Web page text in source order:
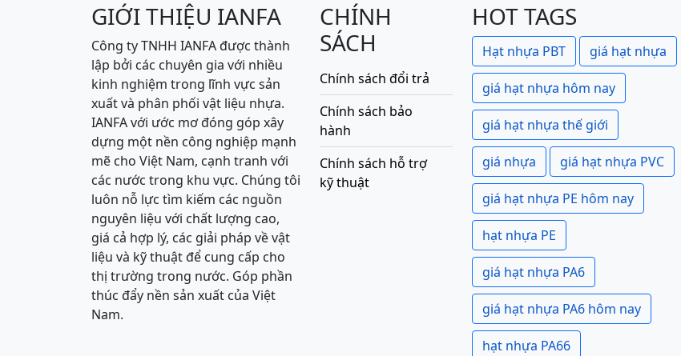
GIỚI THIỆU IANFA
Công ty TNHH IANFA được thành
lập bởi các chuyên gia với nhiều
kinh nghiệm trong lĩnh vực sản
xuất và phân phối vật liệu nhựa.
IANFA với ước mơ đóng góp xây
dựng một nền công nghiệp mạnh
mẽ cho Việt Nam, cạnh tranh với
các nước trong khu vực. Chúng tôi
luôn nỗ lực tìm kiếm các nguồn
nguyên liệu với chất lượng cao,
giá cả hợp lý, các giải pháp về vật
liệu và kỹ thuật để cung cấp cho
thị trường trong nước. Góp phần
thúc đẩy nền sản xuất của Việt
Nam.
CHÍNH
SÁCH
Chính sách đổi trả
Chính sách bảo
hành
Chính sách hỗ trợ
kỹ thuật
HOT TAGS
Hạt nhựa PBT giá hạt nhựa
giá hạt nhựa hôm nay
giá hạt nhựa thế giới
giá nhựa giá hạt nhựa PVC
giá hạt nhựa PE hôm nay
hạt nhựa PE
giá hạt nhựa PA6
giá hạt nhựa PA6 hôm nay
hạt nhựa PA66